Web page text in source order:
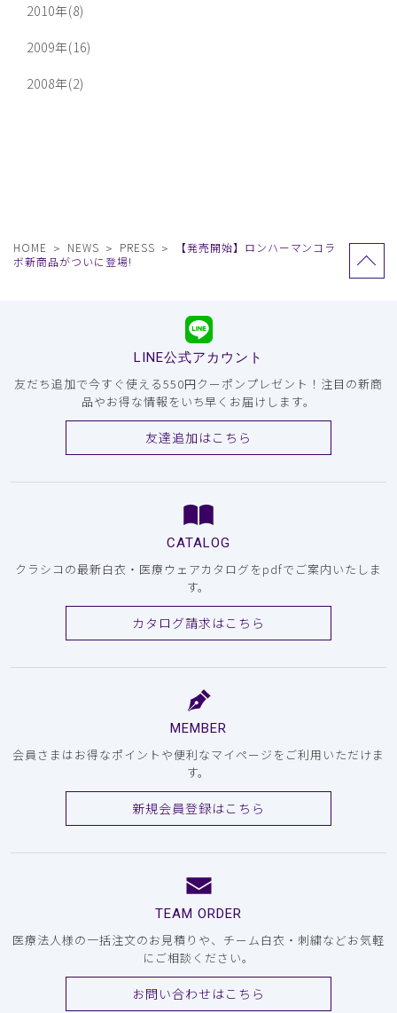
2010年(8)
2009年(16)
2008年(2)
HOME NEWS PRESS
【発売開始】ロンハーマンコラ
ボ新商品がついに登場!
LINE公式アカウント
友だち追加で今すぐ使える550円クーポンプレゼント！注目の新商
品やお得な情報をいち早くお届けします。
友達追加はこちら
CATALOG
クラシコの最新白衣・医療ウェアカタログをpdfでご案内いたしま
す。
カタログ請求はこちら
MEMBER
会員さまはお得なポイントや便利なマイページをご利用いただけま
す。
新規会員登録はこちら
TEAM ORDER
医療法人様の一括注文のお見積りや、チーム白衣・刺繍などお気軽
にご相談ください。
お問い合わせはこちら